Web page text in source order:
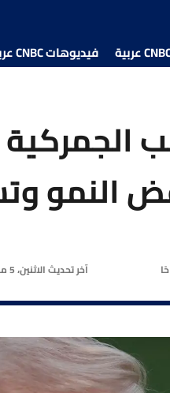
فيديوهات CNBC عربية
النمو
آخر تحديثالاثنين، 5 مايو 2025 | 8:46 صباحًا